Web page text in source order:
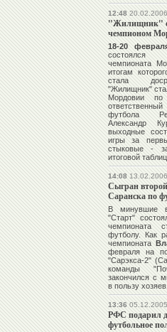
12:4820.02.2006
"Жилищник"
чемпионом
18-20
состоялся
чемпионата
итогам
стала
"Жилищник"
Мордовии по
футбола
Александр
выходные
игры за
стыковые -
итоговой
14:0813.02.2006
Сыгран
Саранска по
В минувшие
"Старт"
чемпионата
футболу. Как
чемпионата
февраля на
"Сарэкса-2"
команды
закончился с
в пользу
13:3605.12.2005
РФС подарил
футбольное